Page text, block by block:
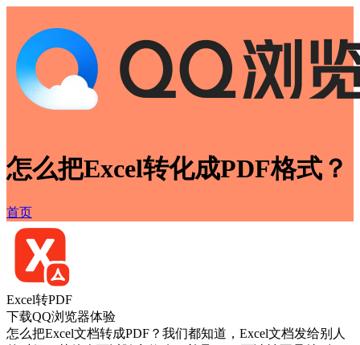
怎么把Excel转化成PDF格式？
首页
Excel转PDF
下载QQ浏览器体验
怎么把Excel文档转成PDF？我们都知道，Excel文档发给别人